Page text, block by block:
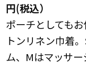
円(税込）
ポーチとしても
トンリネン巾着
ム、Mはマッサ